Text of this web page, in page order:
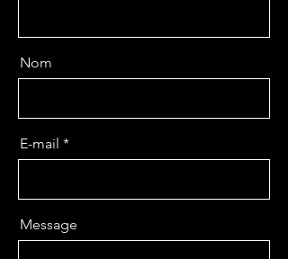
Nom
E-mail
Message